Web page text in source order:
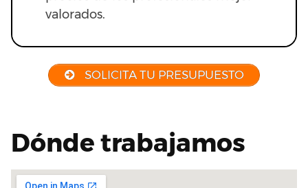
valorados.
SOLICITA TU PRESUPUESTO
Dónde trabajamos